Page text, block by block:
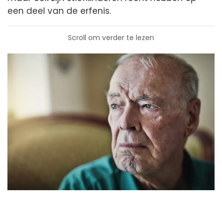
een deel van de erfenis.
Scroll om verder te lezen